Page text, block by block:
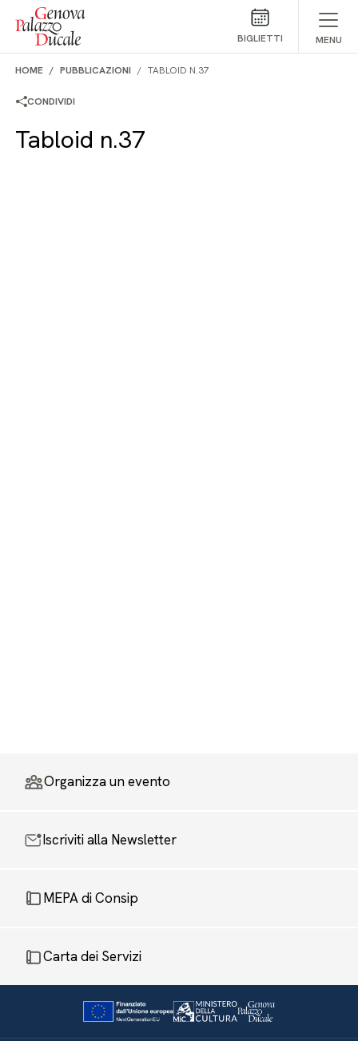
Salta al contenuto
BIGLIETTI MENU
HOME PUBBLICAZIONI TABLOID N.37
CONDIVIDI
Tabloid n.37
Organizza un evento
Iscriviti alla Newsletter
MEPA di Consip
Carta dei Servizi